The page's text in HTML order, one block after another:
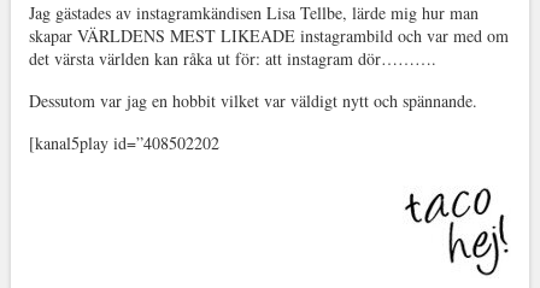
Jag gästades av instagramkändisen Lisa Tellbe, lärde mig hur man
skapar VÄRLDENS MEST LIKEADE instagrambild och var med om
det värsta världen kan råka ut för: att instagram dör……….
Dessutom var jag en hobbit vilket var väldigt nytt och spännande.
[kanal5play id=”408502202